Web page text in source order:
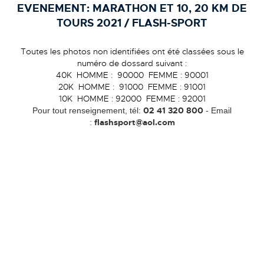
EVENEMENT: MARATHON ET 10, 20 KM DE
TOURS 2021 / FLASH-SPORT
Toutes les photos non identifiées ont été classées sous le
numéro de dossard suivant :
40K HOMME : 90000 FEMME : 90001
20K HOMME : 91000 FEMME : 91001
10K HOMME : 92000 FEMME : 92001
Pour tout renseignement, tél: 02 41 320 800 - Email
: flashsport@aol.com